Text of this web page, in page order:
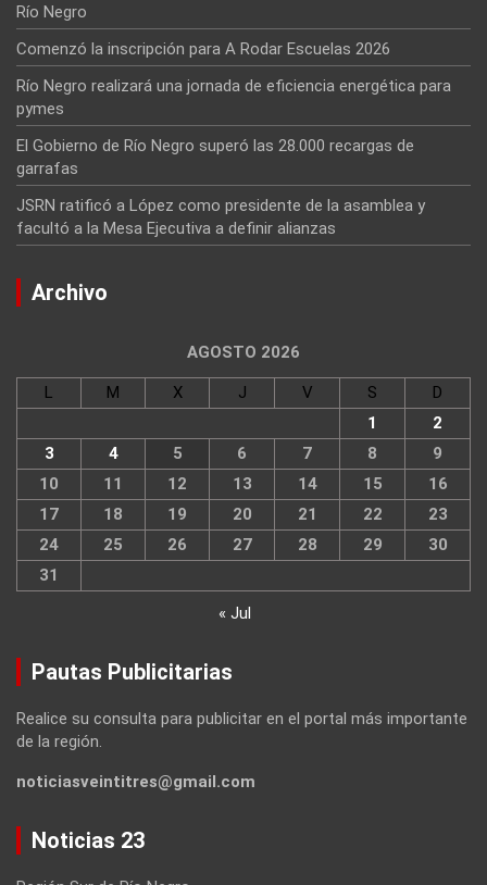
Río Negro
Comenzó la inscripción para A Rodar Escuelas 2026
Río Negro realizará una jornada de eficiencia energética para
pymes
El Gobierno de Río Negro superó las 28.000 recargas de
garrafas
JSRN ratificó a López como presidente de la asamblea y
facultó a la Mesa Ejecutiva a definir alianzas
Archivo
AGOSTO 2026
L M X J V S
D
1
2
3
4 5 6 7 8
9
10
11 12 13 14 15
16
17
18 19 20 21 22
23
24
25 26 27 28 29
30
31
« Jul
Pautas Publicitarias
Realice su consulta para publicitar en el portal más importante
de la región.
noticiasveintitres@gmail.com
Noticias 23